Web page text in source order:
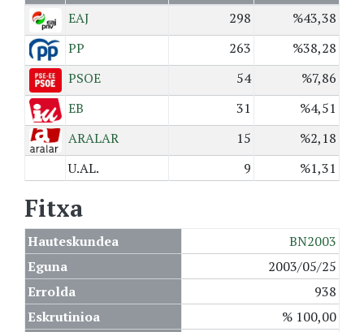
EAJ
298
%43,38
PP
263
%38,28
PSOE
54
%7,86
EB
31
%4,51
ARALAR
15
%2,18
U.AL.
9 %1,31
Fitxa
Hauteskundea
BN2003
Eguna
2003/05/25
Errolda
938
Eskrutinioa
% 100,00